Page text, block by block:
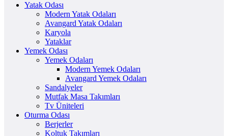
Yatak Odası
Modern Yatak Odaları
Avangard Yatak Odaları
Karyola
Yataklar
Yemek Odası
Yemek Odaları
Modern Yemek Odaları
Avangard Yemek Odaları
Sandalyeler
Mutfak Masa Takımları
Tv Üniteleri
Oturma Odası
Berjerler
Koltuk Takımları